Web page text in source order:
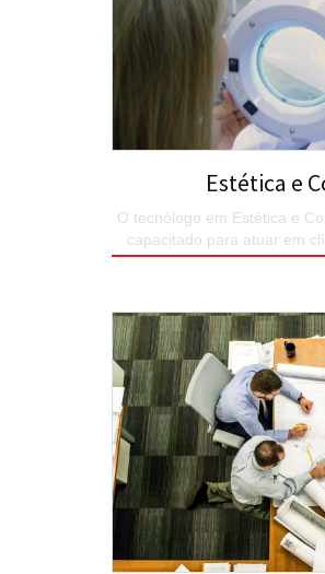
Estética e
O tecnólogo em Estética e
capacitado para atuar em
salões de beleza,